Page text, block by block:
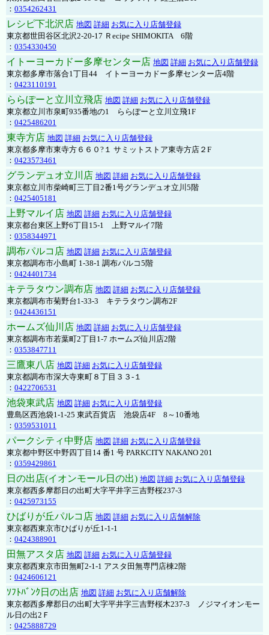
： 0354262431
レシピ下北沢店 地図 詳細 お気に入り店舗登録
東京都世田谷区北沢2-20-17 Ｒecipe SHIMOKITA 6階
： 0354330450
イトーヨーカドー多摩センター店 地図 詳細 お気に入り店舗登録
東京都多摩市落合1丁目44 イトーヨーカドー多摩センター店4階
： 0423110191
ららぽーと立川立飛店 地図 詳細 お気に入り店舗登録
東京都立川市泉町935番地の1 ららぽーと立川立飛1F
： 0425486201
東寺方店 地図 詳細 お気に入り店舗登録
東京都多摩市東寺方６６０?１ サミットストア東寺方店２F
： 0423573461
グランデュオ立川店 地図 詳細 お気に入り店舗登録
東京都立川市柴崎町三丁目2番1号グランデュオ立川5階
： 0425405181
上野マルイ店 地図 詳細 お気に入り店舗登録
東京都台東区上野6丁目15-1 上野マルイ7階
： 0358344971
調布パルコ店 地図 詳細 お気に入り店舗登録
東京都調布市小島町 1-38-1 調布パルコ5階
： 0424401734
キテラタウン調布店 地図 詳細 お気に入り店舗登録
東京都調布市菊野台1-33-3 キテラタウン調布2F
： 0424436151
ホームズ仙川店 地図 詳細 お気に入り店舗登録
東京都調布市若葉町2丁目1-7 ホームズ仙川店2階
： 0353847711
三鷹東八店 地図 詳細 お気に入り店舗登録
東京都調布市深大寺東町８丁目３３-１
： 0422706531
池袋東武店 地図 詳細 お気に入り店舗登録
豊島区西池袋1-1-25 東武百貨店 池袋店4F 8～10番地
： 0359531011
パークシティ中野店 地図 詳細 お気に入り店舗登録
東京都中野区中野四丁目14 番1 号 PARKCITY NAKANO 201
： 0359429861
日の出店(イオンモール日の出) 地図 詳細 お気に入り店舗登録
東京都西多摩郡日の出町大字平井字三吉野桜237-3
： 0425973155
ひばりが丘パルコ店 地図 詳細 お気に入り店舗解除
東京都西東京市ひばりが丘1-1-1
： 0424388901
田無アスタ店 地図 詳細 お気に入り店舗登録
東京都西東京市田無町2-1-1 アスタ田無専門店棟2階
： 0424606121
ｿﾌﾄﾊﾞﾝｸ日の出店 地図 詳細 お気に入り店舗解除
東京都西多摩郡日の出町大字平井字三吉野桜木237-3 ノジマイオンモー
ル日の出2Ｆ
： 0425888729